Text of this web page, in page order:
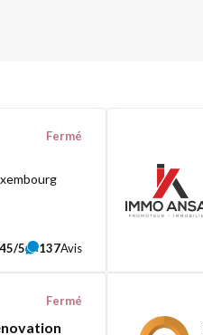
Fermé
5 137Avis
Fermé